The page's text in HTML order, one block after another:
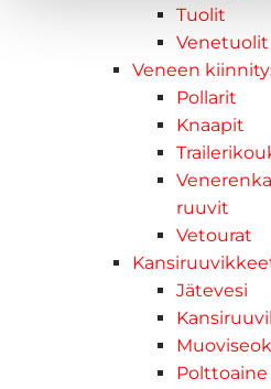
Tuolit
Venetuolit
Veneen
Pollarit
Knaapit
ruuvit
Vetourat
Jätevesi
Polttoaine